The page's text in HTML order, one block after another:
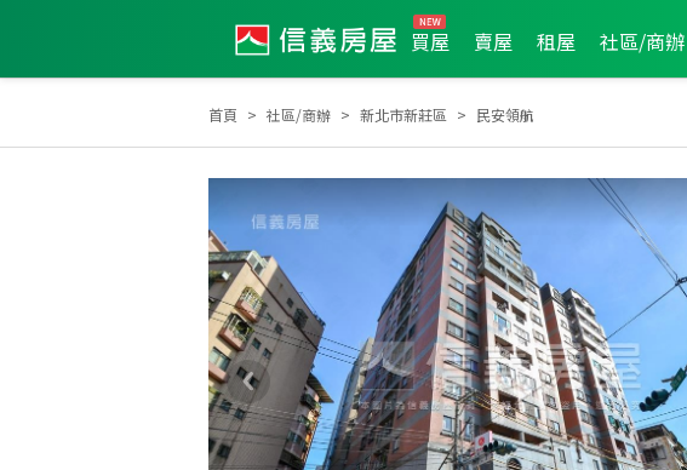
買屋 賣屋 租屋 社區/商辦
首頁 社區/商辦 新北市新莊區 民安領航